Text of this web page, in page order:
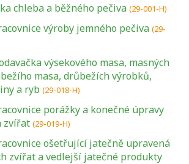
chleba a běžného pečiva (29-001-H)
výroby jemného pečiva (29-
výsekového masa, masných
masa, drůbežích výrobků,
a ryb (29-018-H)
porážky a konečné úpravy
zvířat (29-019-H)
ošetřující jatečně upravená
zvířat a vedlejší jatečné produkty